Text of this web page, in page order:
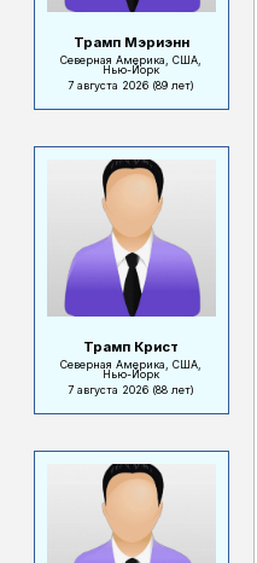
Трамп Мэриэнн
Северная Америка, США,
Нью-Йорк
7 августа 2026 (89 лет)
Трамп Крист
Северная Америка, США,
Нью-Йорк
7 августа 2026 (88 лет)